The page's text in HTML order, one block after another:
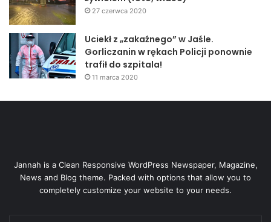
27 czerwca 2020
Uciekł z „zakaźnego” w Jaśle.
Gorliczanin w rękach Policji ponownie
trafił do szpitala!
11 marca 2020
Jannah is a Clean Responsive WordPress Newspaper, Magazine,
News and Blog theme. Packed with options that allow you to
completely customize your website to your needs.